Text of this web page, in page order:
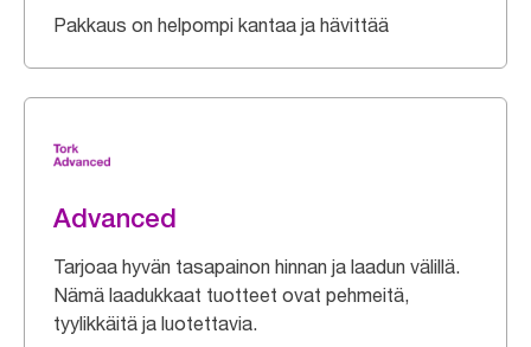
Pakkaus on helpompi kantaa ja hävittää
Advanced
Tarjoaa hyvän tasapainon hinnan ja laadun välillä.
Nämä laadukkaat tuotteet ovat pehmeitä,
tyylikkäitä ja luotettavia.